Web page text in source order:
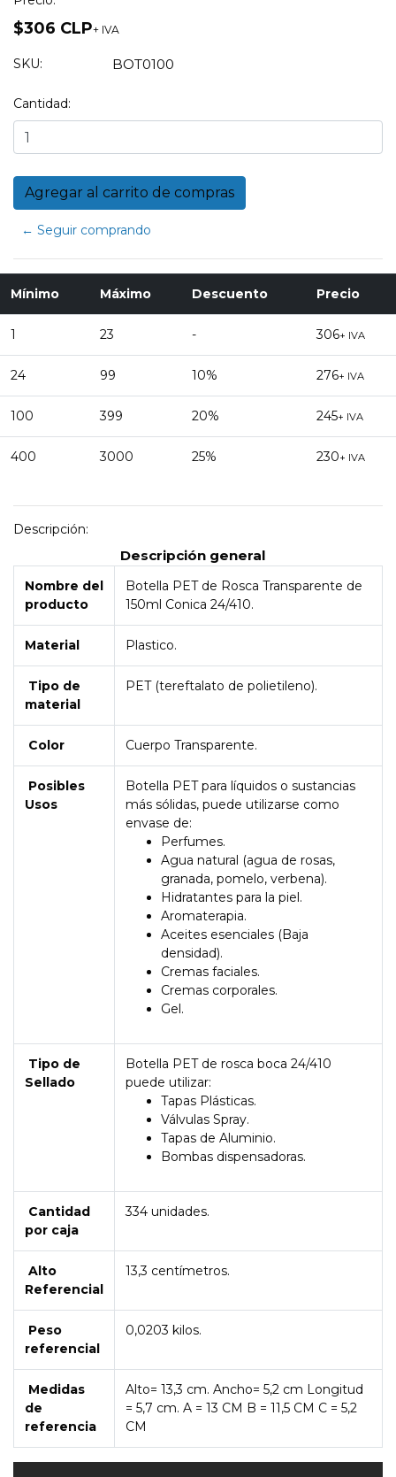
$306 CLP+ IVA
SKU: BOT0100
Cantidad:
← Seguir comprando
Mínimo Máximo Descuento Precio
1 23 - 306+ IVA
24 99 10% 276+ IVA
100 399 20% 245+ IVA
400 3000 25% 230+ IVA
Descripción:
Descripción general
Nombre del
producto
Botella PET de Rosca Transparente de
150ml Conica 24/410.
Material Plastico.
Tipo de
material
PET (tereftalato de polietileno).
Color Cuerpo Transparente.
Posibles
Usos
Botella PET para líquidos o sustancias
más sólidas, puede utilizarse como
envase de:
Perfumes.
Agua natural (agua de rosas,
granada, pomelo, verbena).
Hidratantes para la piel.
Aromaterapia.
Aceites esenciales (Baja
densidad).
Cremas faciales.
Cremas corporales.
Gel.
Tipo de
Sellado
Botella PET de rosca boca 24/410
puede utilizar:
Tapas Plásticas.
Válvulas Spray.
Tapas de Aluminio.
Bombas dispensadoras.
Cantidad
por caja
334 unidades.
Alto
Referencial
13,3 centímetros.
Peso
referencial
0,0203 kilos.
Medidas
de
referencia
Alto= 13,3 cm. Ancho= 5,2 cm Longitud
= 5,7 cm. A = 13 CM B = 11,5 CM C = 5,2
CM